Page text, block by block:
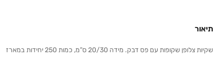
תיאור
שקיות צלופן שקופות עם פס דבק. מידה 20/30 ס”מ, כמות 250 יחידות במארז